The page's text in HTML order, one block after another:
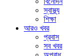
স্বাস্থ্য
শিক্ষা
আরও খবর
প্রবাস
সব খবর